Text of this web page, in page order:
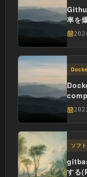
率を
動生
ソフ
する